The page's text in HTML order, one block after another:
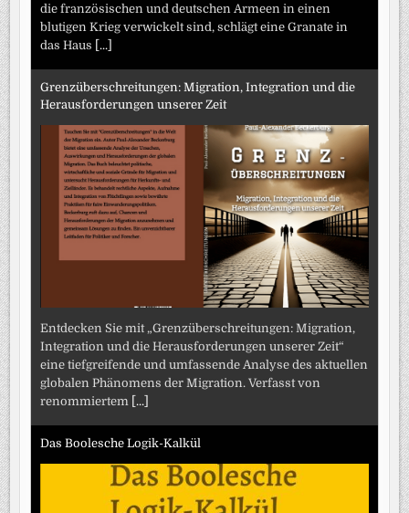
die französischen und deutschen Armeen in einen
blutigen Krieg verwickelt sind, schlägt eine Granate in
das Haus [...]
Grenzüberschreitungen: Migration, Integration und die
Herausforderungen unserer Zeit
Entdecken Sie mit „Grenzüberschreitungen: Migration,
Integration und die Herausforderungen unserer Zeit“
eine tiefgreifende und umfassende Analyse des aktuellen
globalen Phänomens der Migration. Verfasst von
renommiertem [...]
Das Boolesche Logik-Kalkül